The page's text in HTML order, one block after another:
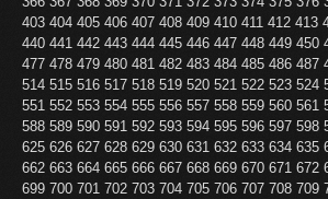
403 404 405 406 407 408 409 410 411 412 413
440 441 442 443 444 445 446 447 448 449 450
477 478 479 480 481 482 483 484 485 486 487
514 515 516 517 518 519 520 521 522 523 524
551 552 553 554 555 556 557 558 559 560 561
588 589 590 591 592 593 594 595 596 597 598
625 626 627 628 629 630 631 632 633 634 635
662 663 664 665 666 667 668 669 670 671 672
699 700 701 702 703 704 705 706 707 708 709